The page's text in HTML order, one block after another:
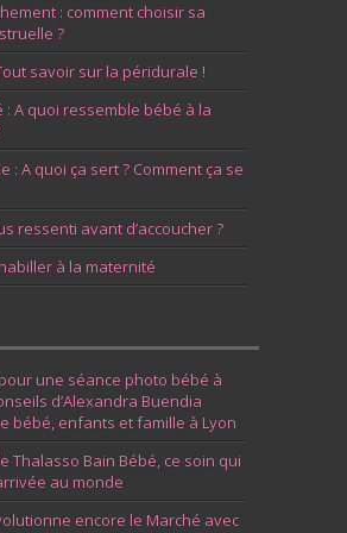
: comment choisir sa
?
savoir sur la péridurale !
: A quoi ressemble bébé à la
: A quoi ça sert ? Comment ça se
ressenti avant d’accoucher ?
à la maternité
une séance photo bébé à
d’Alexandra Buendia
bébé, enfants et famille à Lyon
Thalasso Bain Bébé, ce soin qui
au monde
encore le Marché avec